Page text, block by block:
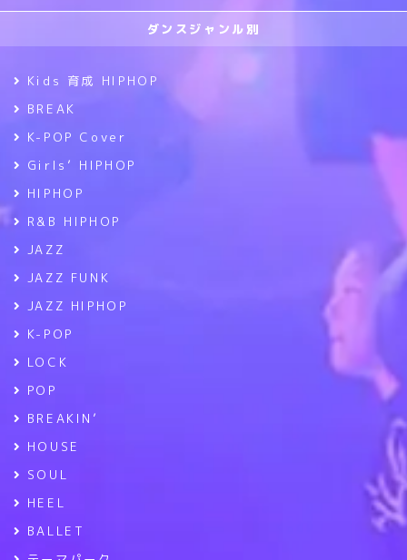
ダンスジャンル別
Kids 育成 HIPHOP
BREAK
K-POP Cover
Girls’ HIPHOP
HIPHOP
R&B HIPHOP
JAZZ
JAZZ FUNK
JAZZ HIPHOP
K-POP
LOCK
POP
BREAKIN’
HOUSE
SOUL
HEEL
BALLET